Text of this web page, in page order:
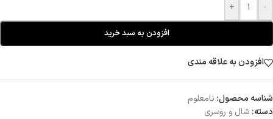
-
+
افزودن به سبد خرید
افزودن به علاقه مندی
شناسه محصول: نامعلوم
دسته: شال و روسری